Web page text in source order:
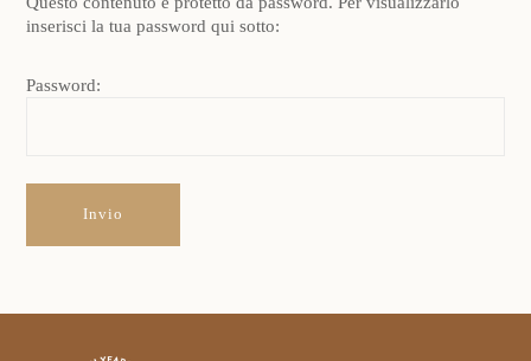
inserisci la tua password qui sotto:
Password: